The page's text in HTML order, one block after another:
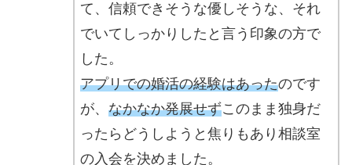
て、信頼できそうな優しそうな、それ
でいてしっかりしたと言う印象の方で
した。
アプリでの婚活の経験はあったのです
が、 なかなか発展せずこのまま独身だ
ったらどうしようと焦りもあり相談室
の入会を決めました。